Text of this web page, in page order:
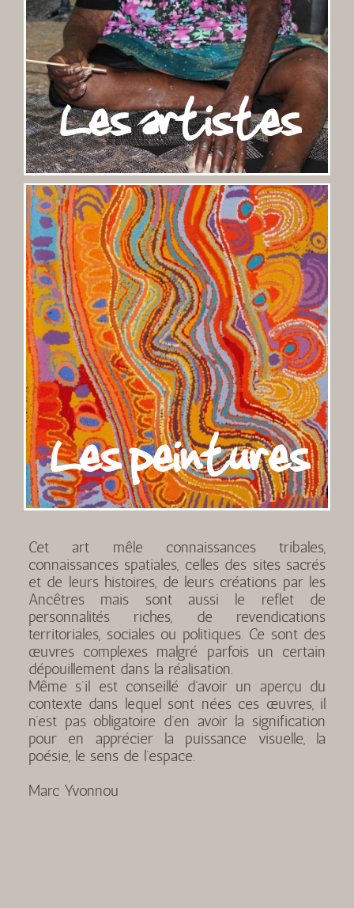
Les artistes
Les peintures
Cet art mêle connaissances tribales,
connaissances spatiales, celles des sites sacrés
et de leurs histoires, de leurs créations par les
Ancêtres mais sont aussi le reflet de
personnalités riches, de revendications
territoriales, sociales ou politiques. Ce sont des
œuvres complexes malgré parfois un certain
dépouillement dans la réalisation.
Même s’il est conseillé d’avoir un aperçu du
contexte dans lequel sont nées ces œuvres, il
n’est pas obligatoire d’en avoir la signification
pour en apprécier la puissance visuelle, la
poésie, le sens de l’espace.
Marc Yvonnou